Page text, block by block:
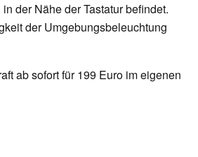
der Nähe der Tastatur befindet.
der Umgebungsbeleuchtung
ab sofort für 199 Euro im eigenen